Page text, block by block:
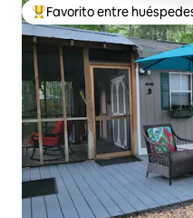
Favorito entre huéspedes
Favorito entre